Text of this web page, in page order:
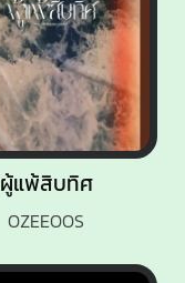
ผู้แพ้สิบทิศ
OZEEOOS